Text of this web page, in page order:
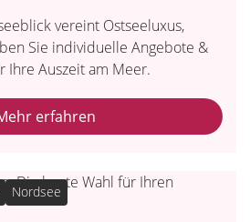
vereint Ostseeluxus,
Sie individuelle Angebote &
Ihre Auszeit am Meer.
erfahren
Nordsee